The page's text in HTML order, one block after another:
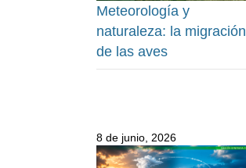
Meteorología y
naturaleza: la migración
de las aves
8 de junio, 2026